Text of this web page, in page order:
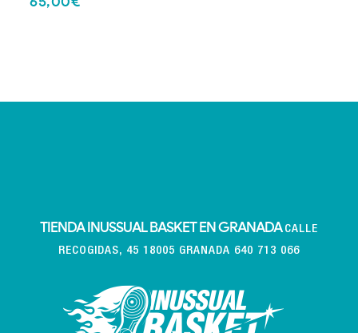
TIENDA INUSSUAL BASKET EN GRANADA CALLE
RECOGIDAS, 45 18005 GRANADA 640 713 066